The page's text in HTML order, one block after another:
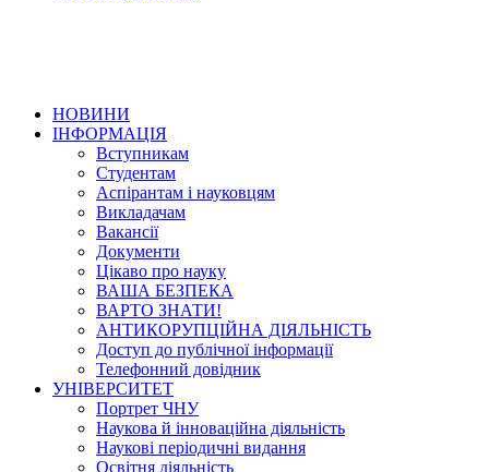
НОВИНИ
ІНФОРМАЦІЯ
Вступникам
Студентам
Аспірантам і науковцям
Викладачам
Вакансії
Документи
Цікаво про науку
ВАША БЕЗПЕКА
ВАРТО ЗНАТИ!
АНТИКОРУПЦІЙНА ДІЯЛЬНІСТЬ
Доступ до публічної інформації
Телефонний довідник
УНІВЕРСИТЕТ
Портрет ЧНУ
Наукова й інноваційна діяльність
Наукові періодичні видання
Освітня діяльність